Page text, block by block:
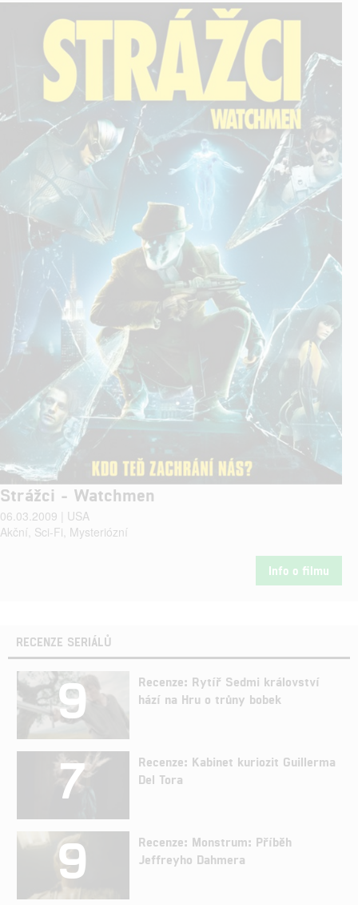
Strážci - Watchmen
06.03.2009 | USA
Akční, Sci-Fi, Mysteriózní
Info o filmu
RECENZE SERIÁLŮ
9
Recenze: Rytíř Sedmi království
hází na Hru o trůny bobek
7
Recenze: Kabinet kuriozit Guillerma
Del Tora
9
Recenze: Monstrum: Příběh
Jeffreyho Dahmera